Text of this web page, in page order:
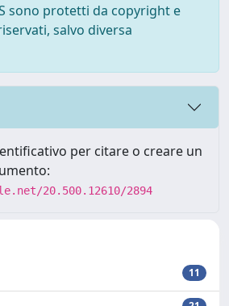
sono protetti da copyright e
salvo diversa
per citare o creare un
20.500.12610/2894
11